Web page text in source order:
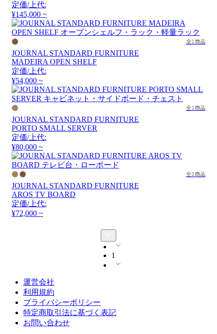
定価/上代:
¥145,000 ~
全1商品
JOURNAL STANDARD FURNITURE
MADEIRA OPEN SHELF
定価/上代:
¥54,000 ~
全1商品
JOURNAL STANDARD FURNITURE
PORTO SMALL SERVER
定価/上代:
¥80,000 ~
全2商品
JOURNAL STANDARD FURNITURE
AROS TV BOARD
定価/上代:
¥72,000 ~
1
運営会社
利用規約
プライバシーポリシー
特定商取引法に基づく表記
お問い合わせ